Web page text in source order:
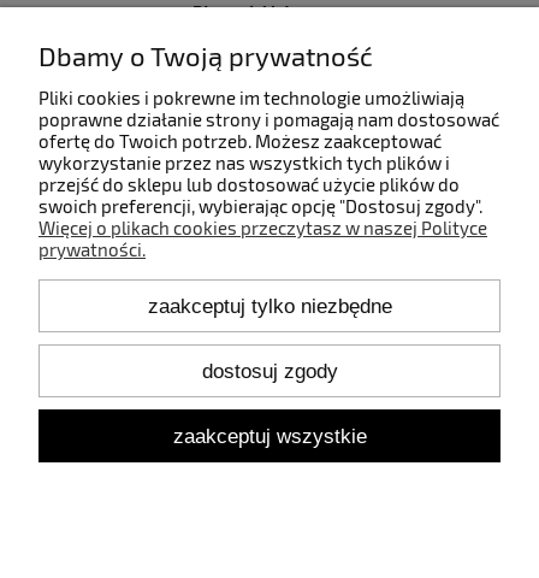
Płatności i dostawa
O nas
Kontakt
+48 660 808 853
Pon.-Pt. 9:00-17:00
Sob. 10:00-12:00
shop@idealbodylight.com.pl
Oświetlenie wewnętrzne i zewnętrzne - IBL | Wałbrzyska 11/184,
Dbamy o Twoją prywatność
Pliki cookies i pokrewne im technologie umożliwiają
poprawne działanie strony i pomagają nam dostosować
ofertę do Twoich potrzeb. Możesz zaakceptować
wykorzystanie przez nas wszystkich tych plików i
przejść do sklepu lub dostosować użycie plików do
swoich preferencji, wybierając opcję "Dostosuj zgody".
Więcej o plikach cookies przeczytasz w naszej Polityce
prywatności.
zaakceptuj tylko niezbędne
dostosuj zgody
zaakceptuj wszystkie